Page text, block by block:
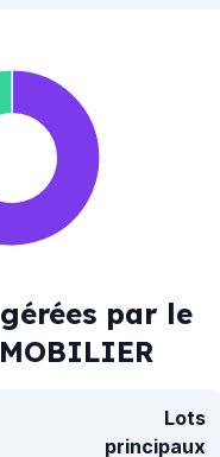
par le
Lots
principaux